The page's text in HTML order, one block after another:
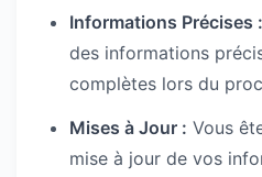
Informations Précises :
des informations
complètes lors du
Mises à Jour : Vous
mise à jour de vos